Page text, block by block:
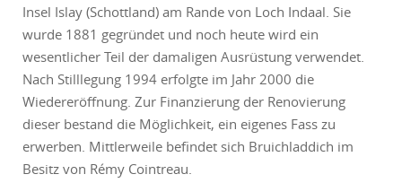
Insel Islay (Schottland) am Rande von Loch Indaal. Sie
wurde 1881 gegründet und noch heute wird ein
wesentlicher Teil der damaligen Ausrüstung verwendet.
Nach Stilllegung 1994 erfolgte im Jahr 2000 die
Wiedereröffnung. Zur Finanzierung der Renovierung
dieser bestand die Möglichkeit, ein eigenes Fass zu
erwerben. Mittlerweile befindet sich Bruichladdich im
Besitz von Rémy Cointreau.